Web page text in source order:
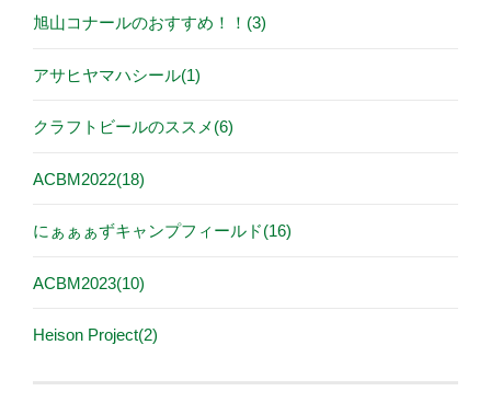
旭山コナールのおすすめ！！(3)
アサヒヤマハシール(1)
クラフトビールのススメ(6)
ACBM2022(18)
にぁぁぁずキャンプフィールド(16)
ACBM2023(10)
Heison Project(2)